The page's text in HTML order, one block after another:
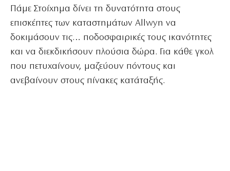
Πάμε Στοίχημα δίνει τη δυνατότητα στους
επισκέπτες των καταστημάτων Allwyn να
δοκιμάσουν τις… ποδοσφαιρικές τους ικανότητες
και να διεκδικήσουν πλούσια δώρα. Για κάθε γκολ
που πετυχαίνουν, μαζεύουν πόντους και
ανεβαίνουν στους πίνακες κατάταξής.